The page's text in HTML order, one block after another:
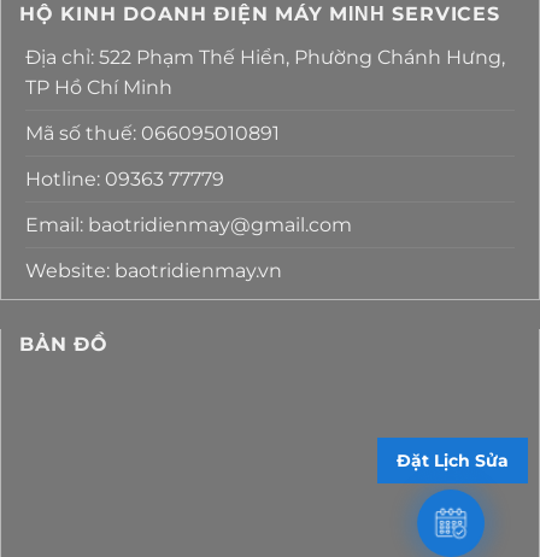
HỘ KINH DOANH ĐIỆN MÁY MΙΝΗ SERVICES
Địa chỉ: 522 Phạm Thế Hiển, Phường Chánh Hưng,
TP Hồ Chí Minh
Mã số thuế: 066095010891
Hotline: 09363 77779
Email: baotridienmay@gmail.com
Website: baotridienmay.vn
BẢN ĐỒ
Đặt Lịch Sửa